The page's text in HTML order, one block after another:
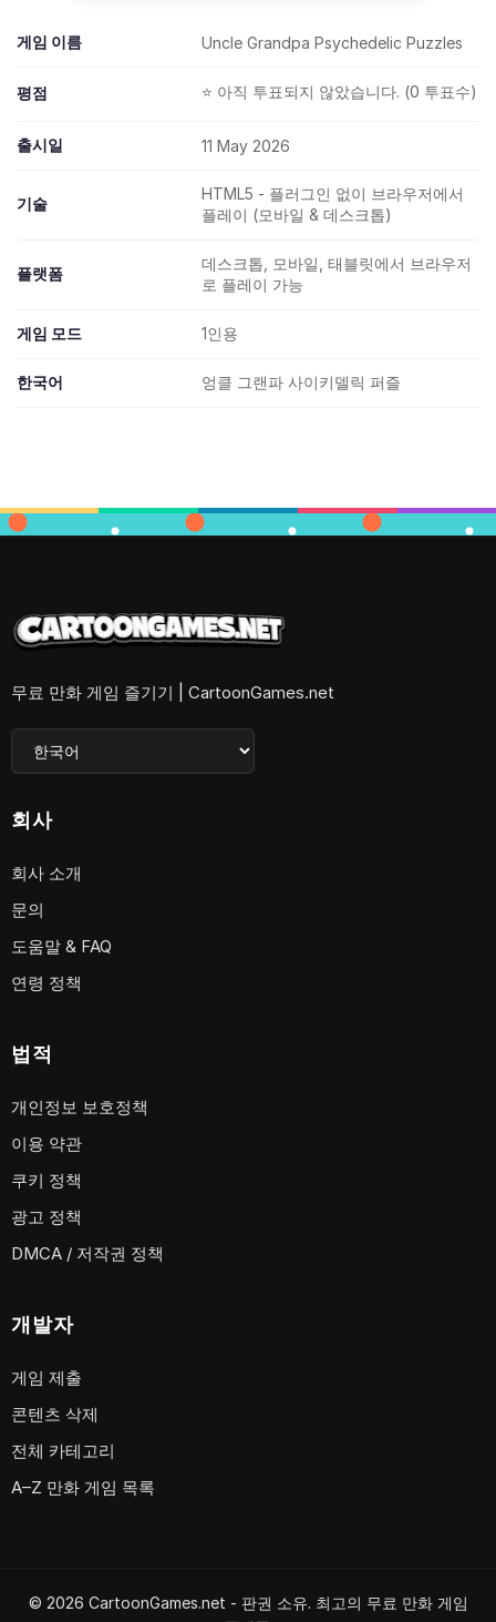
게임 이름 Uncle Grandpa Psychedelic Puzzles
평점 ⭐ 아직 투표되지 않았습니다. (0 투표수)
출시일 11 May 2026
기술
HTML5 - 플러그인 없이 브라우저에서
플레이 (모바일 & 데스크톱)
플랫폼
데스크톱, 모바일, 태블릿에서 브라우저
로 플레이 가능
게임 모드 1인용
한국어 엉클 그랜파 사이키델릭 퍼즐
무료 만화 게임 즐기기 | CartoonGames.net
회사
회사 소개
문의
도움말 & FAQ
연령 정책
법적
개인정보 보호정책
이용 약관
쿠키 정책
광고 정책
DMCA / 저작권 정책
개발자
게임 제출
콘텐츠 삭제
전체 카테고리
A–Z 만화 게임 목록
© 2026 CartoonGames.net - 판권 소유. 최고의 무료 만화 게임